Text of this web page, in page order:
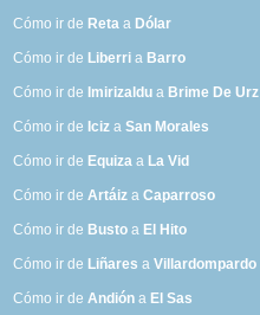
Cómo ir de Reta a Dólar
Cómo ir de Liberri a Barro
Cómo ir de Imirizaldu a Brime De Urz
Cómo ir de Iciz aSan Morales
Cómo ir de Equiza a La Vid
Cómo ir deArtáiz aCaparroso
Cómo ir de Busto a El Hito
Cómo ir de Liñares aVillardompardo
Cómo ir deAndión a El Sas